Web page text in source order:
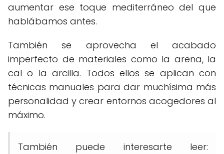
aumentar ese toque mediterráneo del que
hablábamos antes.
También se aprovecha el acabado
imperfecto de materiales como la arena, la
cal o la arcilla. Todos ellos se aplican con
técnicas manuales para dar muchísima más
personalidad y crear entornos acogedores al
máximo.
También puede interesarte leer: